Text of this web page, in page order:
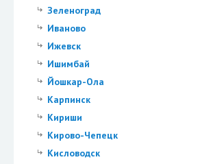
Зеленоград
Иваново
Ижевск
Ишимбай
Йошкар-Ола
Карпинск
Кириши
Кирово-Чепецк
Кисловодск